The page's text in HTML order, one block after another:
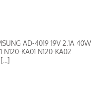
AD-4019 19V 2.1A 40W
N120-KA01 N120-KA02